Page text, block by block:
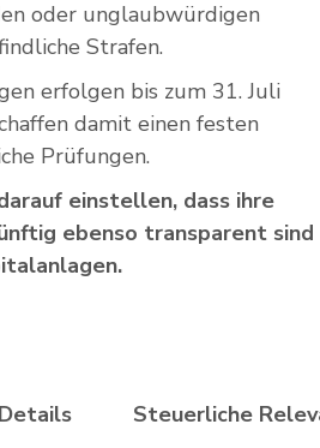
oder unglaubwürdigen
Strafen.
erfolgen bis zum 31. Juli
damit einen festen
Prüfungen.
einstellen, dass ihre
ebenso transparent sind
Details Steuerliche